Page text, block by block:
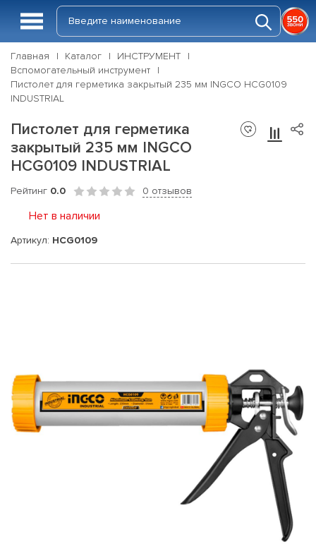
Главная Каталог
ИНСТРУМЕНТ
Вспомогательный инструмент
Пистолет для герметика закрытый 235 мм INGCO HCG0109
INDUSTRIAL
Пистолет для герметика
закрытый 235 мм INGCO
HCG0109 INDUSTRIAL
Рейтинг 0.0 0 отзывов
Нет в наличии
Артикул: HCG0109